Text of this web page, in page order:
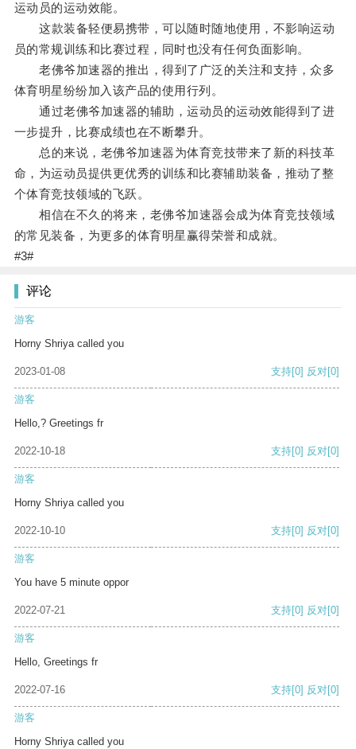
运动员的运动效能。
这款装备轻便易携带，可以随时随地使用，不影响运动
员的常规训练和比赛过程，同时也没有任何负面影响。
老佛爷加速器的推出，得到了广泛的关注和支持，众多
体育明星纷纷加入该产品的使用行列。
通过老佛爷加速器的辅助，运动员的运动效能得到了进
一步提升，比赛成绩也在不断攀升。
总的来说，老佛爷加速器为体育竞技带来了新的科技革
命，为运动员提供更优秀的训练和比赛辅助装备，推动了整
个体育竞技领域的飞跃。
相信在不久的将来，老佛爷加速器会成为体育竞技领域
的常见装备，为更多的体育明星赢得荣誉和成就。
#3#
评论
游客
Horny Shriya called you
2023-01-08 支持[0] 反对[0]
游客
Hello,? Greetings fr
2022-10-18 支持[0] 反对[0]
游客
Horny Shriya called you
2022-10-10 支持[0] 反对[0]
游客
You have 5 minute oppor
2022-07-21 支持[0] 反对[0]
游客
Hello, Greetings fr
2022-07-16 支持[0] 反对[0]
游客
Horny Shriya called you